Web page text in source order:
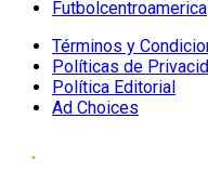
Futbolcentroamerica
Términos y
Políticas de
Política Editorial
Ad Choices